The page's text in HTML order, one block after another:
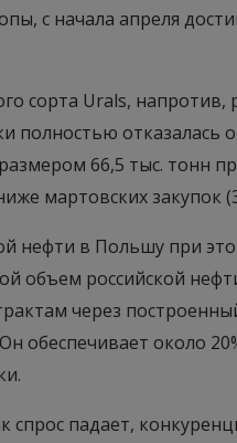
с начала апреля
сорта Urals, напротив,
полностью отказалась
66,5 тыс. тонн
мартовских закупок
нефти в Польшу при
объем российской
через
обеспечивает около
спрос падает,